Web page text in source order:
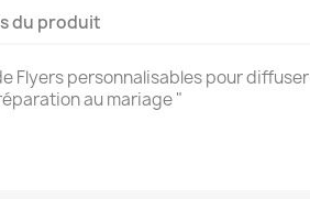
du produit
Flyers personnalisables pour diffuser
au mariage "